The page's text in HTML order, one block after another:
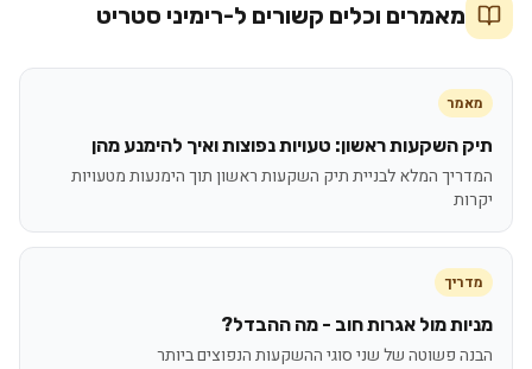
מאמרים וכלים קשורים ל-רימיני סטריט
מאמר
תיק השקעות ראשון: טעויות נפוצות ואיך להימנע מהן
המדריך המלא לבניית תיק השקעות ראשון תוך הימנעות מטעויות
יקרות
מדריך
מניות מול אגרות חוב - מה ההבדל?
הבנה פשוטה של שני סוגי ההשקעות הנפוצים ביותר